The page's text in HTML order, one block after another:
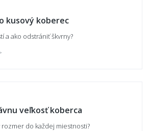
koberec do malého
alebo kontrastovať?
kusový koberec
a ako odstrániť škvrny?
veľkosť koberca
rozmer do každej miestnosti?